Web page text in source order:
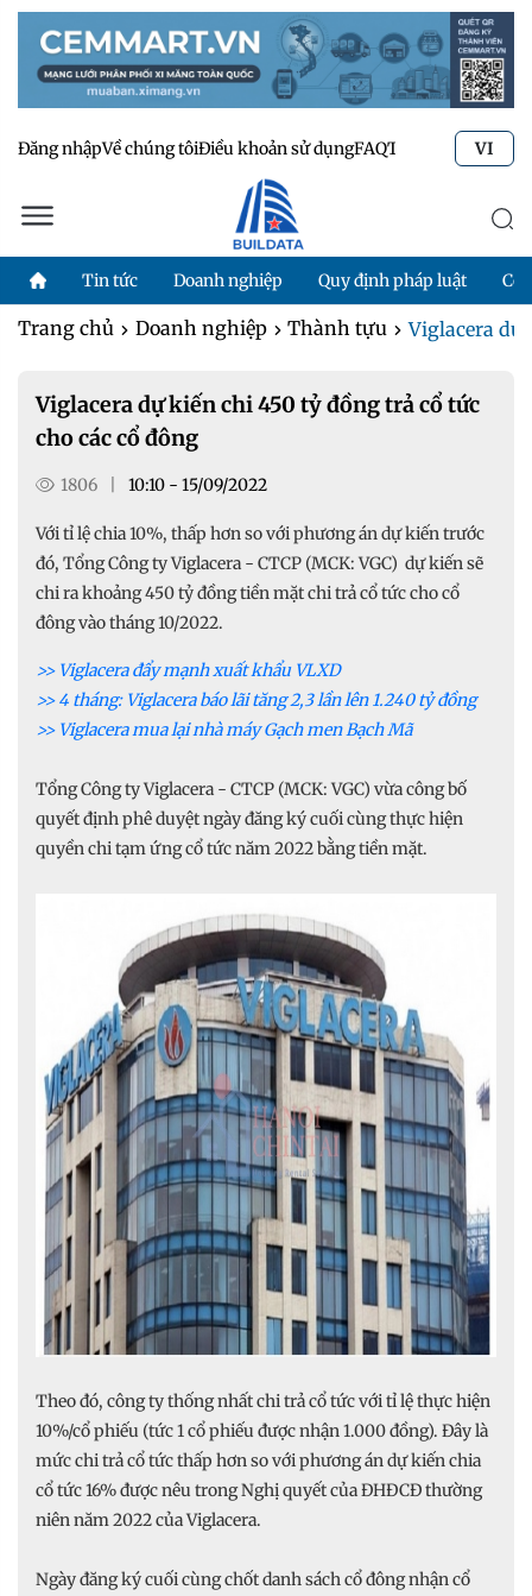
Đăng nhậpVề chúng tôiĐiều khoản sử dụngFAQTư vấn kỹ thuật
VI
Tin tức Doanh nghiệp Quy định pháp luật
Trang chủ Doanh nghiệp Thành tựu Viglacera dự
Viglacera dự kiến chi 450 tỷ đồng trả cổ tức
cho các cổ đông
1806 10:10 - 15/09/2022
Với tỉ lệ chia 10%, thấp hơn so với phương án dự kiến trước
đó, Tổng Công ty Viglacera - CTCP (MCK: VGC) dự kiến sẽ
chi ra khoảng 450 tỷ đồng tiền mặt chi trả cổ tức cho cổ
đông vào tháng 10/2022.
>> Viglacera đẩy mạnh xuất khẩu VLXD
>> 4 tháng: Viglacera báo lãi tăng 2,3 lần lên 1.240 tỷ đồng
>> Viglacera mua lại nhà máy Gạch men Bạch Mã
Tổng Công ty Viglacera - CTCP (MCK: VGC) vừa công bố
quyết định phê duyệt ngày đăng ký cuối cùng thực hiện
quyền chi tạm ứng cổ tức năm 2022 bằng tiền mặt.
Theo đó, công ty thống nhất chi trả cổ tức với tỉ lệ thực hiện
10%/cổ phiếu (tức 1 cổ phiếu được nhận 1.000 đồng). Đây là
mức chi trả cổ tức thấp hơn so với phương án dự kiến chia
cổ tức 16% được nêu trong Nghị quyết của ĐHĐCĐ thường
niên năm 2022 của Viglacera.
Ngày đăng ký cuối cùng chốt danh sách cổ đông nhận cổ